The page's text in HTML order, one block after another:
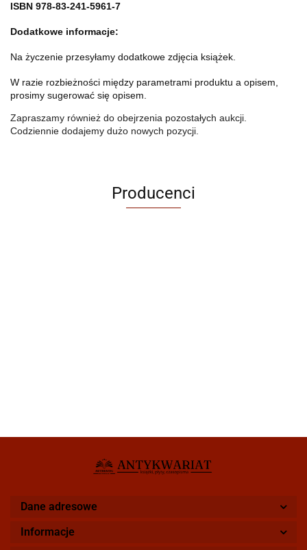
ISBN 978-83-241-5961-7
Dodatkowe informacje:
Na życzenie przesyłamy dodatkowe zdjęcia książek.
W razie rozbieżności między parametrami produktu a opisem,
prosimy sugerować się opisem.
Zapraszamy również do obejrzenia pozostałych aukcji.
Codziennie dodajemy dużo nowych pozycji.
Producenci
Dane adresowe
Informacje